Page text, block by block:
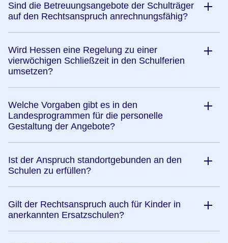
Sind die Betreuungsangebote der Schulträger
auf den Rechtsanspruch anrechnungsfähig?
Wird Hessen eine Regelung zu einer
vierwöchigen Schließzeit in den Schulferien
umsetzen?
Welche Vorgaben gibt es in den
Landesprogrammen für die personelle
Gestaltung der Angebote?
Ist der Anspruch standortgebunden an den
Schulen zu erfüllen?
Gilt der Rechtsanspruch auch für Kinder in
anerkannten Ersatzschulen?